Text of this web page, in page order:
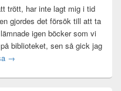
trött, har inte lagt mig i tid
gjordes det försök till att ta
igen böcker som vi
biblioteket, sen så gick jag
Mental anteckning
→